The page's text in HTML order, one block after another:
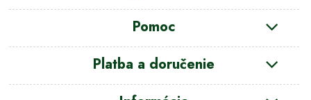
Pomoc
Platba a doručenie